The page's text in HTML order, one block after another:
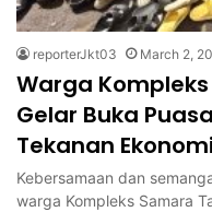
reporterJkt03 March 2,
Warga
Gelar Buka
Tekanan Ekonomi
Kebersamaan dan
warga Kompleks Samara